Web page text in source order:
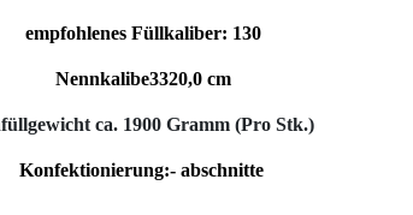
empfohlenes Füllkaliber: 130
Nennkalibe3320,0 cm
ca. 1900 Gramm (Pro Stk.)
Konfektionierung:- abschnitte